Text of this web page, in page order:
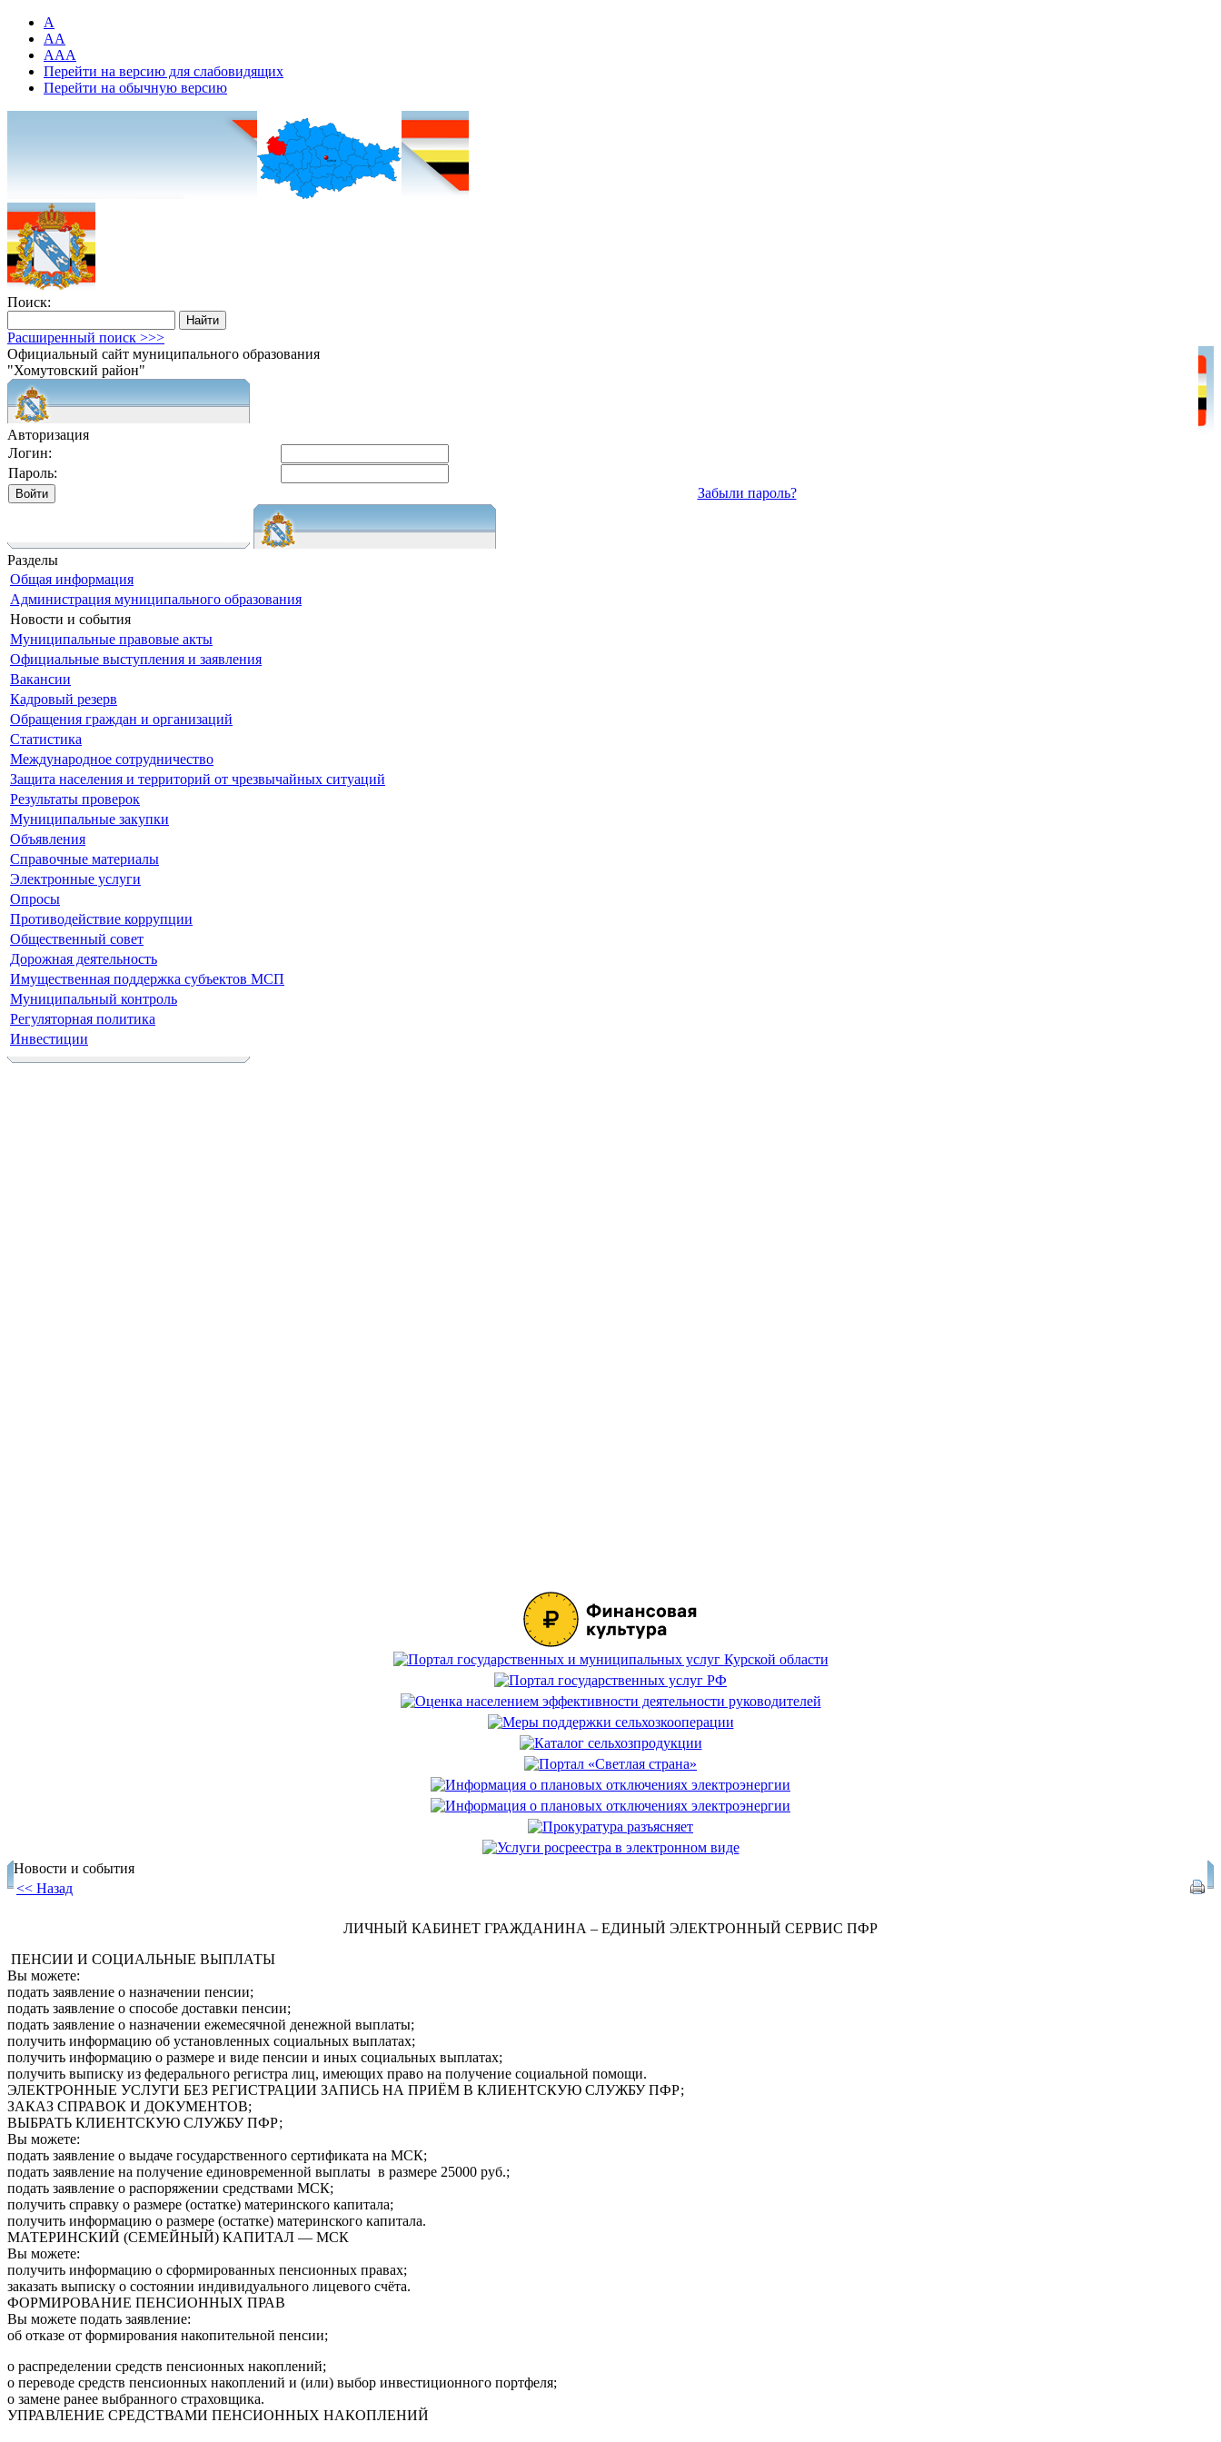
A
AA
AAA
Перейти на версию для слабовидящих
Перейти на обычную версию
Поиск:
Расширенный поиск >>>
Официальный сайт муниципального образования
"Хомутовский район"
Авторизация
Логин:
Пароль:
Забыли пароль?
Разделы
Общая информация
Администрация муниципального образования
Новости и события
Муниципальные правовые акты
Официальные выступления и заявления
Вакансии
Кадровый резерв
Обращения граждан и организаций
Статистика
Международное сотрудничество
Защита населения и территорий от чрезвычайных ситуаций
Результаты проверок
Муниципальные закупки
Объявления
Справочные материалы
Электронные услуги
Опросы
Противодействие коррупции
Общественный совет
Дорожная деятельность
Имущественная поддержка субъектов МСП
Муниципальный контроль
Регуляторная политика
Инвестиции
Новости и события
<< Назад
ЛИЧНЫЙ КАБИНЕТ ГРАЖДАНИНА – ЕДИНЫЙ ЭЛЕКТРОННЫЙ СЕРВИС ПФР
ПЕНСИИ И СОЦИАЛЬНЫЕ ВЫПЛАТЫ
Вы можете:
подать заявление о назначении пенсии;
подать заявление о способе доставки пенсии;
подать заявление о назначении ежемесячной денежной выплаты;
получить информацию об установленных социальных выплатах;
получить информацию о размере и виде пенсии и иных социальных выплатах;
получить выписку из федерального регистра лиц, имеющих право на получение социальной помощи.
ЭЛЕКТРОННЫЕ УСЛУГИ БЕЗ РЕГИСТРАЦИИ ЗАПИСЬ НА ПРИЁМ В КЛИЕНТСКУЮ СЛУЖБУ ПФР;
ЗАКАЗ СПРАВОК И ДОКУМЕНТОВ;
ВЫБРАТЬ КЛИЕНТСКУЮ СЛУЖБУ ПФР;
Вы можете:
подать заявление о выдаче государственного сертификата на МСК;
подать заявление на получение единовременной выплаты в размере 25000 руб.;
подать заявление о распоряжении средствами МСК;
получить справку о размере (остатке) материнского капитала;
получить информацию о размере (остатке) материнского капитала.
МАТЕРИНСКИЙ (СЕМЕЙНЫЙ) КАПИТАЛ — МСК
Вы можете:
получить информацию о сформированных пенсионных правах;
заказать выписку о состоянии индивидуального лицевого счёта.
ФОРМИРОВАНИЕ ПЕНСИОННЫХ ПРАВ
Вы можете подать заявление:
об отказе от формирования накопительной пенсии;
о распределении средств пенсионных накоплений;
о переводе средств пенсионных накоплений и (или) выбор инвестиционного портфеля;
о замене ранее выбранного страховщика.
УПРАВЛЕНИЕ СРЕДСТВАМИ ПЕНСИОННЫХ НАКОПЛЕНИЙ